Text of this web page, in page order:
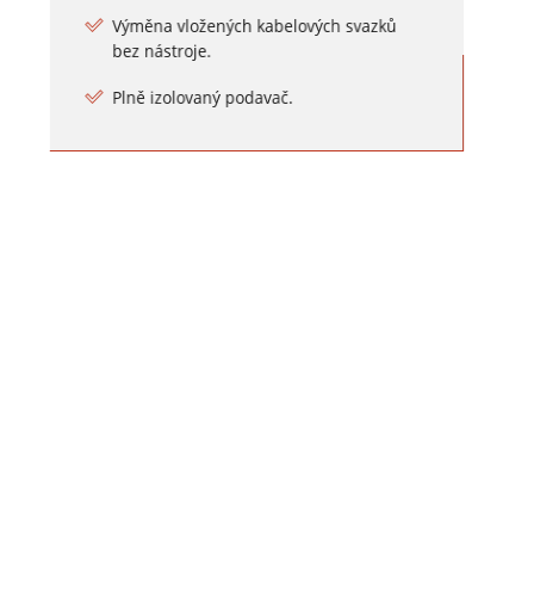
Výměna vložených kabelových svazků
bez nástroje.
Plně izolovaný podavač.